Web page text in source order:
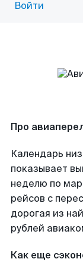
Войти
Про
Календарь
показывает
неделю по
рейсов с
дорогая из
рублей
Как еще